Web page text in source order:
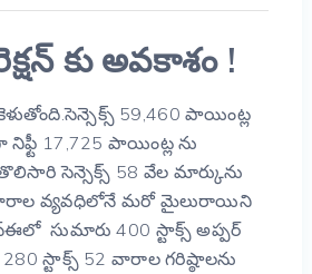
కు అవకాశం !
59,460 పాయింట్ల
నిఫ్టీ 17,725 పాయింట్ల ను
సెన్సెక్స్‌ 58 వేల మార్కును
వారాల వ్యవధిలోనే మరో మైలురాయిని
సుమారు 400 స్టాక్స్‌ అప్పర్‌
స్టాక్స్‌ 52 వారాల గరిష్ఠాలను